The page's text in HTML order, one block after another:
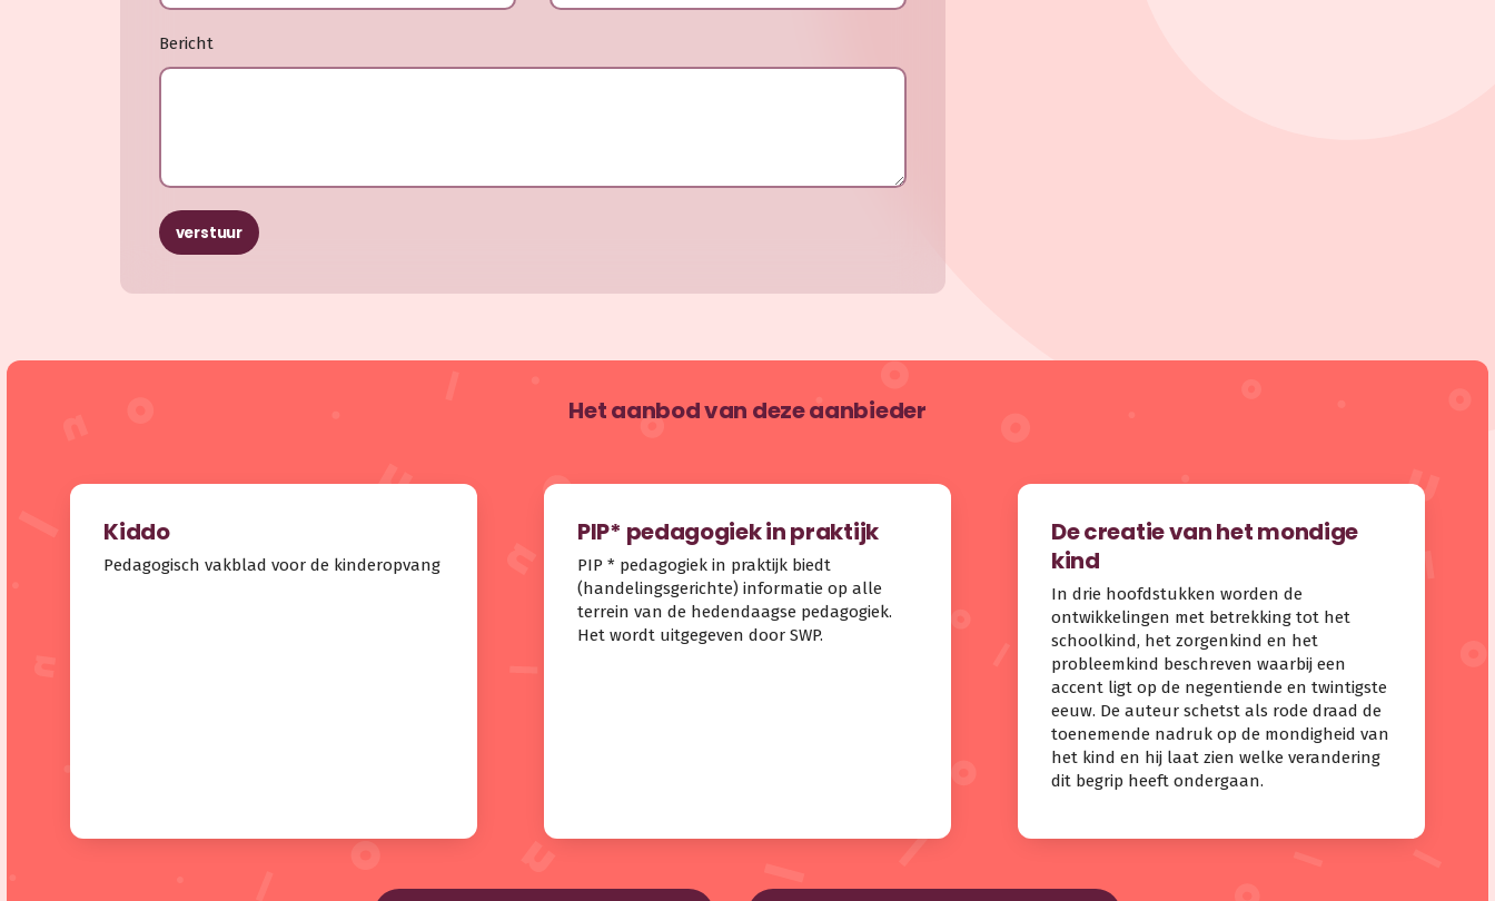
Bericht
verstuur
Het aanbod van deze aanbieder
Kiddo
Pedagogisch vakblad voor de kinderopvang
PIP* pedagogiek in praktijk
PIP * pedagogiek in praktijk biedt
(handelingsgerichte) informatie op alle
terrein van de hedendaagse pedagogiek.
Het wordt uitgegeven door SWP.
De creatie van het mondige
kind
In drie hoofdstukken worden de
ontwikkelingen met betrekking tot het
schoolkind, het zorgenkind en het
probleemkind beschreven waarbij een
accent ligt op de negentiende en twintigste
eeuw. De auteur schetst als rode draad de
toenemende nadruk op de mondigheid van
het kind en hij laat zien welke verandering
dit begrip heeft ondergaan.